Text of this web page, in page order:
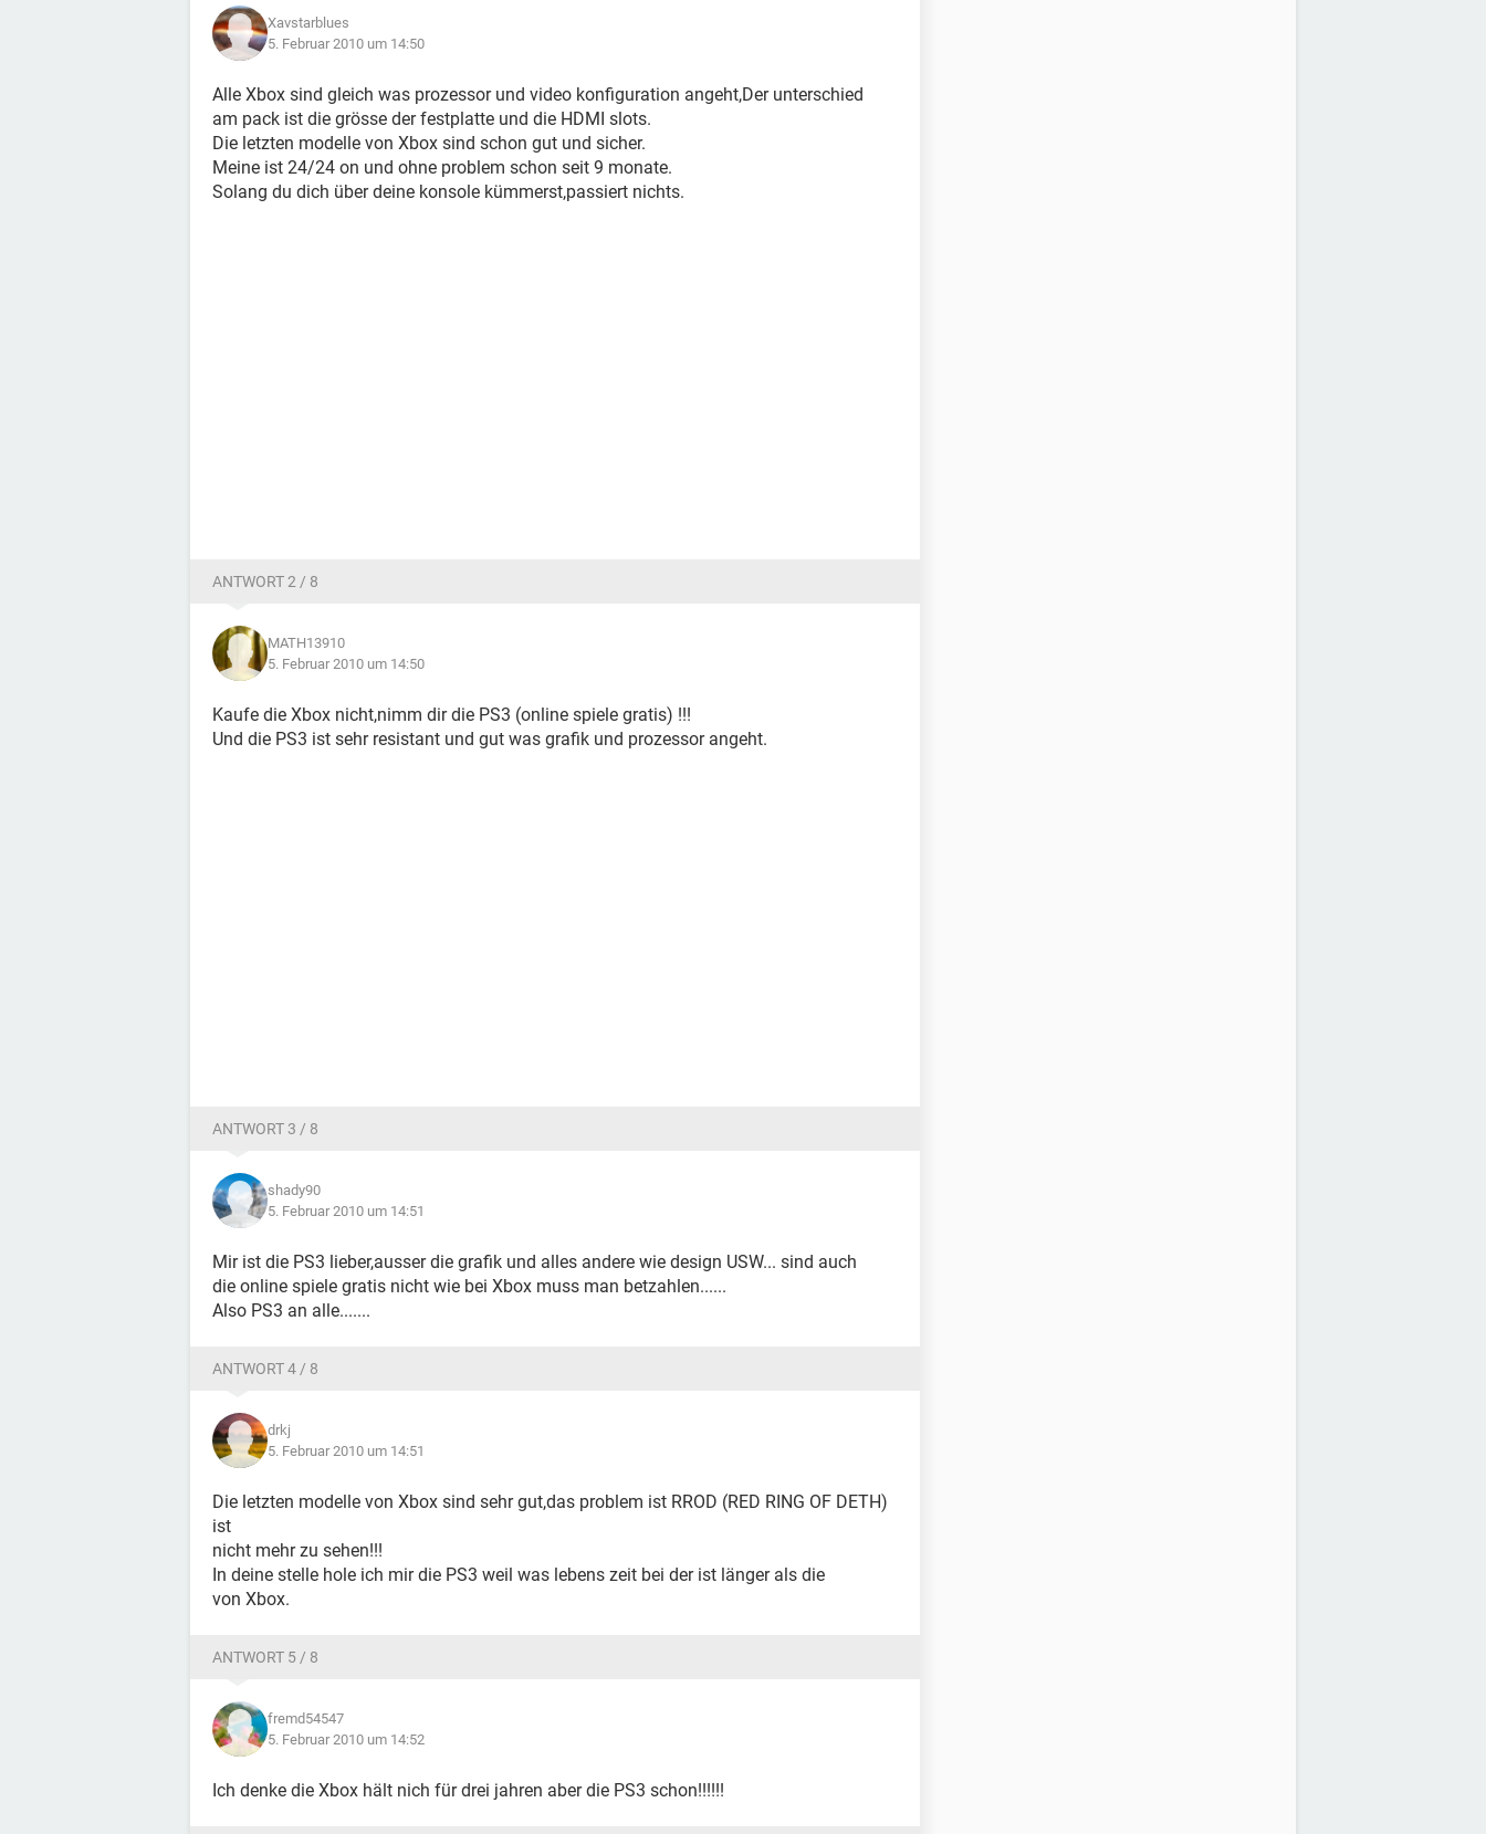
Xavstarblues
5. Februar 2010 um 14:50
Alle Xbox sind gleich was prozessor und video konfiguration angeht,Der unterschied
am pack ist die grösse der festplatte und die HDMI slots.
Die letzten modelle von Xbox sind schon gut und sicher.
Meine ist 24/24 on und ohne problem schon seit 9 monate.
Solang du dich über deine konsole kümmerst,passiert nichts.
ANTWORT 2 / 8
MATH13910
5. Februar 2010 um 14:50
Kaufe die Xbox nicht,nimm dir die PS3 (online spiele gratis) !!!
Und die PS3 ist sehr resistant und gut was grafik und prozessor angeht.
ANTWORT 3 / 8
shady90
5. Februar 2010 um 14:51
Mir ist die PS3 lieber,ausser die grafik und alles andere wie design USW... sind auch
die online spiele gratis nicht wie bei Xbox muss man betzahlen......
Also PS3 an alle.......
ANTWORT 4 / 8
drkj
5. Februar 2010 um 14:51
Die letzten modelle von Xbox sind sehr gut,das problem ist RROD (RED RING OF DETH)
ist
nicht mehr zu sehen!!!
In deine stelle hole ich mir die PS3 weil was lebens zeit bei der ist länger als die
von Xbox.
ANTWORT 5 / 8
fremd54547
5. Februar 2010 um 14:52
Ich denke die Xbox hält nich für drei jahren aber die PS3 schon!!!!!!